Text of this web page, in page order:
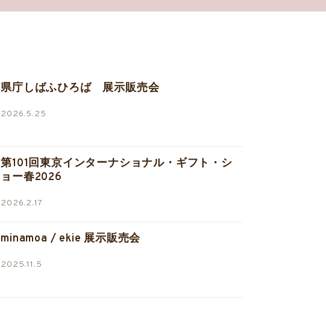
県庁しばふひろば 展示販売会
2026.5.25
第101回東京インターナショナル・ギフト・シ
ョー春2026
2026.2.17
minamoa / ekie 展示販売会
2025.11.5